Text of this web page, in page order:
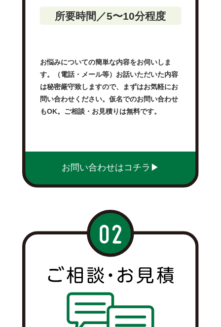
所要時間／5〜10分程度
お悩みについての簡単な内容をお伺いしま
す。（電話・メール等）お話いただいた内容
は秘密厳守致しますので、まずはお気軽にお
問い合わせください。仮名でのお問い合わせ
もOK。ご相談・お見積りは無料です。
お問い合わせはコチラ▶︎